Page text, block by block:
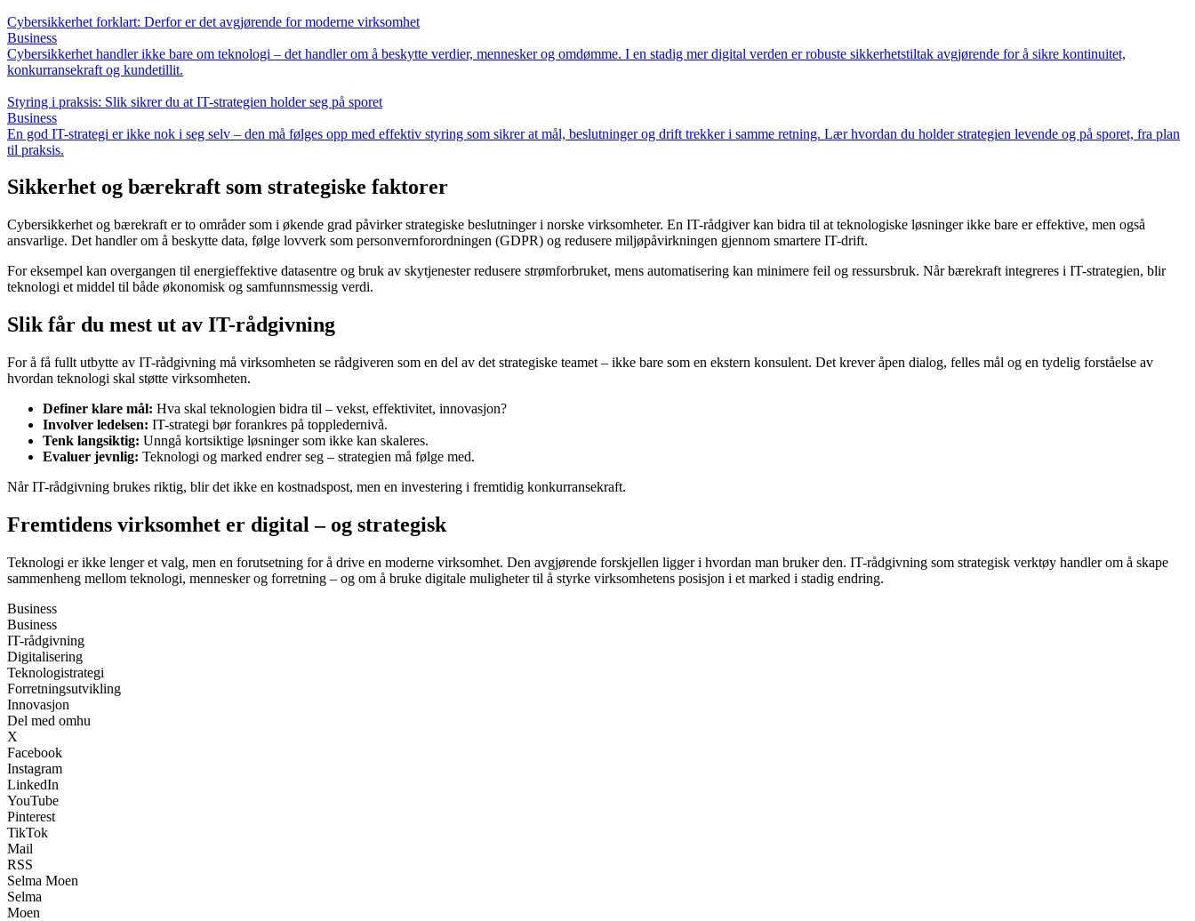
Cybersikkerhet forklart: Derfor er det avgjørende for moderne virksomhet
Business
Cybersikkerhet handler ikke bare om teknologi – det handler om å beskytte verdier, mennesker og omdømme. I en stadig mer digital verden er robuste sikkerhetstiltak avgjørende for å sikre kontinuitet,
konkurransekraft og kundetillit.
Styring i praksis: Slik sikrer du at IT-strategien holder seg på sporet
Business
En god IT-strategi er ikke nok i seg selv – den må følges opp med effektiv styring som sikrer at mål, beslutninger og drift trekker i samme retning. Lær hvordan du holder strategien levende og på sporet, fra plan
til praksis.
Sikkerhet og bærekraft som strategiske faktorer
Cybersikkerhet og bærekraft er to områder som i økende grad påvirker strategiske beslutninger i norske virksomheter. En IT-rådgiver kan bidra til at teknologiske løsninger ikke bare er effektive, men også
ansvarlige. Det handler om å beskytte data, følge lovverk som personvernforordningen (GDPR) og redusere miljøpåvirkningen gjennom smartere IT-drift.
For eksempel kan overgangen til energieffektive datasentre og bruk av skytjenester redusere strømforbruket, mens automatisering kan minimere feil og ressursbruk. Når bærekraft integreres i IT-strategien, blir
teknologi et middel til både økonomisk og samfunnsmessig verdi.
Slik får du mest ut av IT-rådgivning
For å få fullt utbytte av IT-rådgivning må virksomheten se rådgiveren som en del av det strategiske teamet – ikke bare som en ekstern konsulent. Det krever åpen dialog, felles mål og en tydelig forståelse av
hvordan teknologi skal støtte virksomheten.
Definer klare mål: Hva skal teknologien bidra til – vekst, effektivitet, innovasjon?
Involver ledelsen: IT-strategi bør forankres på toppledernivå.
Tenk langsiktig: Unngå kortsiktige løsninger som ikke kan skaleres.
Evaluer jevnlig: Teknologi og marked endrer seg – strategien må følge med.
Når IT-rådgivning brukes riktig, blir det ikke en kostnadspost, men en investering i fremtidig konkurransekraft.
Fremtidens virksomhet er digital – og strategisk
Teknologi er ikke lenger et valg, men en forutsetning for å drive en moderne virksomhet. Den avgjørende forskjellen ligger i hvordan man bruker den. IT-rådgivning som strategisk verktøy handler om å skape
sammenheng mellom teknologi, mennesker og forretning – og om å bruke digitale muligheter til å styrke virksomhetens posisjon i et marked i stadig endring.
Business
Business
IT-rådgivning
Digitalisering
Teknologistrategi
Forretningsutvikling
Innovasjon
Del med omhu
X
Facebook
Instagram
LinkedIn
YouTube
Pinterest
TikTok
Mail
RSS
Selma Moen
Selma
Moen